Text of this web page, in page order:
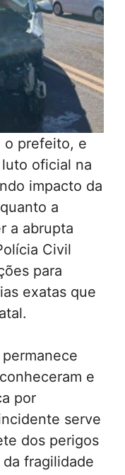
o prefeito, e
oficial na
impacto da
a
a abrupta
Civil
para
exatas que
e
por
serve
dos perigos
fragilidade